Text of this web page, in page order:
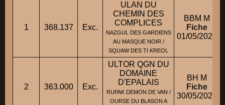
1 368.137 Exc.
ULAN DU
CHEMIN DES
COMPLICES
NAZGUL DES GARDIENS
AU MASQUE NOIR /
SQUAW DES TI KREOL
BBM M
Fiche
01/05/2023
2 363.000 Exc.
ULTOR QGN DU
DOMAINE
D'EPALAIS
RUPAK DEMON DE VAN /
OURSE DU BLASON A
BH M
Fiche
30/05/2023